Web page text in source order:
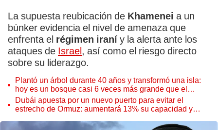
La supuesta reubicación de Khamenei a un
búnker evidencia el nivel de amenaza que
enfrenta el régimen iraní y la alerta ante los
ataques de Israel, así como el riesgo directo
sobre su liderazgo.
Plantó un árbol durante 40 años y transformó una isla:
hoy es un bosque casi 6 veces más grande que el
Parque de las Leyendas
Dubái apuesta por un nuevo puerto para evitar el
estrecho de Ormuz: aumentará 13% su capacidad y